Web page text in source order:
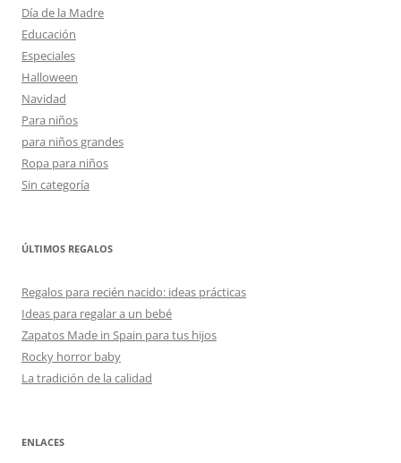
Día de la Madre
Educación
Especiales
Halloween
Navidad
Para niños
para niños grandes
Ropa para niños
Sin categoría
ÚLTIMOS REGALOS
Regalos para recién nacido: ideas prácticas
Ideas para regalar a un bebé
Zapatos Made in Spain para tus hijos
Rocky horror baby
La tradición de la calidad
ENLACES